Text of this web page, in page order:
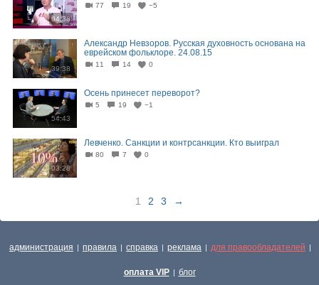
04:38
77 19 −5
39:38
Александр Невзоров. Русская духовность основана на
еврейском фольклоре. 24.08.15
11 14 0
54:43
Осень принесет переворот?
5 19 −1
03:28
Левченко. Санкции и контрсанкции. Кто выиграл
80 7 0
1 2 3 →
администрация | правила | справка | реклама | для правообладателей |
оплата VIP | блог